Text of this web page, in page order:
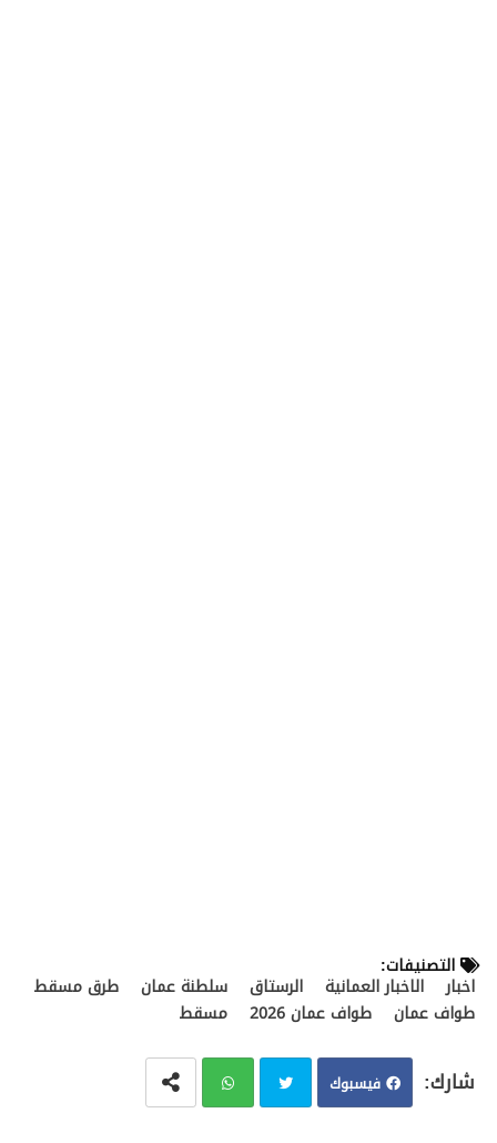
التصنيفات:
اخبار الاخبار العمانية الرستاق سلطنة عمان
طرق مسقط
طواف عمان
طواف عمان 2026 مسقط
فيسبوك